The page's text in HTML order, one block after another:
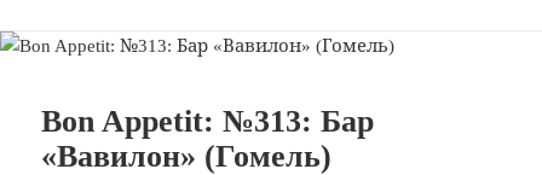
Bon Appetit: №313: Бар
«Вавилон» (Гомель)